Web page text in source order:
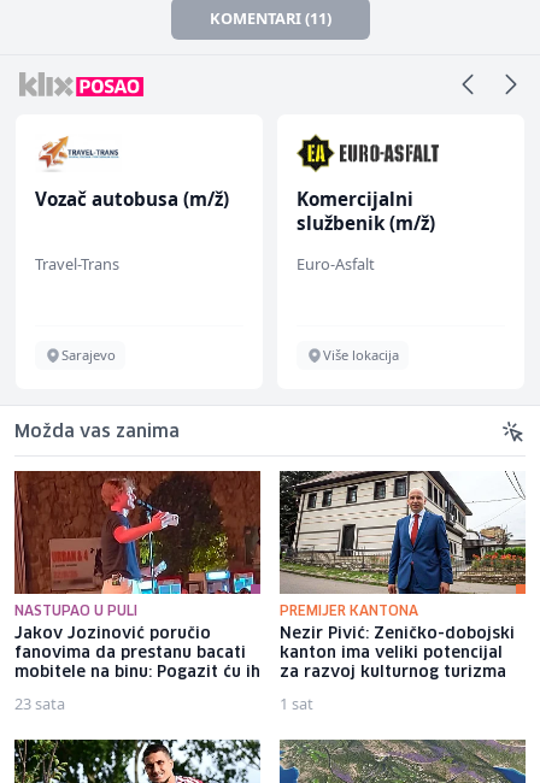
KOMENTARI (11)
Vozač autobusa (m/ž)
Travel-Trans
Sarajevo
Komercijalni
službenik (m/ž)
Euro-Asfalt
Više lokacija
Možda vas zanima
NASTUPAO U PULI
Jakov Jozinović poručio
fanovima da prestanu bacati
mobitele na binu: Pogazit ću ih
23 sata
PREMIJER KANTONA
Nezir Pivić: Zeničko-dobojski
kanton ima veliki potencijal
za razvoj kulturnog turizma
1 sat